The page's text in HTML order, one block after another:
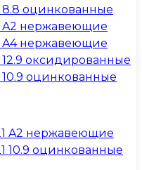
8.8 оцинкованные
A2 нержавеющие
A4 нержавеющие
12.9 оксидированные
10.9 оцинкованные
A2 нержавеющие
10.9 оцинкованные